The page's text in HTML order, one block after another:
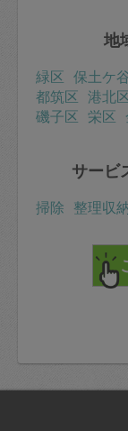
地
緑区 保土ケ
都筑区 港北
磯子区 栄区
サービ
掃除 整理収